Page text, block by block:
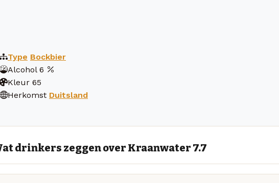
Type Bockbier
Alcohol 6
Kleur 65
Herkomst Duitsland
drinkers zeggen over Kraanwater 7.7